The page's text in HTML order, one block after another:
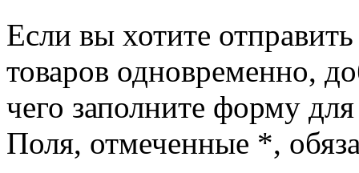
Если вы хотите
товаров одновременно,
чего заполните форму
Поля, отмеченные *,